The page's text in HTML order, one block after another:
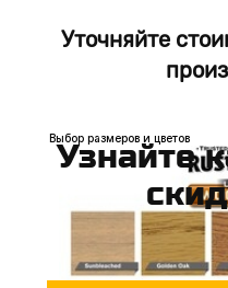
От
Выбор размеров и цветов
Уточняйте
Узнайте